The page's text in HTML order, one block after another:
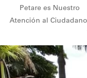
Petare es Nuestro
Atención al Ciudadano